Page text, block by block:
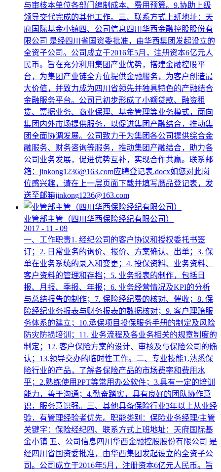
与审核本单位各部门编制成本、费用预算。9.协助上级
领导交代完成的其他工作。三、联系方式上班地址：天
府国际基金小镇四、公司信息四川华西金融控股股份有
限公司 是经四川省国资委批准，由华西集团发起设立的
全资子公司。公司成立于2016年5月，注册资本6亿元人
民币。旨在充分利用集团产业优势，搭建金融控股平
台，为集团产业链全方位提供金融服务，为客户创造最
大价值，并致力成为四川省领先并独具特色的产融结合
金融服务平台。公司已初步形成了小额贷款、融资租
赁、票据业务、商业保理、基金管理等业务模式，面向
集团内外市场提供服务，以促进集团产融结合，推动集
团全面协调发展。公司致力于为集团各公司提供综合金
融服务、财务咨询等服务，推动集团产融结合，助力各
公司业务发展，促进优势互补，实现合作共赢。联系邮
箱：jinkong1236@163.com应聘登记表.docx如您对此岗
位感兴趣，请在上一层页面下载并填写赝品登记表，发
送至邮箱jinkong1236@163.com
业管部主管（四川华西保险经纪有限公司）
2017 - 11 - 09
一、工作职责1. 经纪公司的客户协议和授权委托书签
订；2. 日常业务的询价、报价、方案确认、出单；3. 保
单在业务系统的录入和变更；4. 投保资料、业务资料、
客户资料的管理和存档；5. 业务报表的制作，包括日
报、月报、季报、年报；6. 业务经营情况及KPI的分析
与总结报告的制作；7. 保险经纪费的核对、催收；8. 保
险经纪业务报表与财务报表的数据核对；9. 客户理赔服
务体系的建立；10.承保项目投保服务手册的制定及风险
防灾防损培训；11. 业务流程及各业务相关的规章制度的
制定；12. 客户保险方案的设计、审核及与保险公司的确
认；13.领导交办的临时性工作。二、专业技能1.熟悉保
险行业的产品，了解各保险产品的市场费率和费用水
平；2.熟练使用PPT等常用办公软件；3.具有一定的培训
能力，善于沟通；4.勤奋踏实，具有良好的团队协作意
识，服务意识强。三、其他具备保险行业3年以上从业经
验，有管理经验者优先。职能类别：保险业务经理/主管
关键字：保险经纪四、联系方式上班地址：天府国际基
金小镇 五、公司信息四川华西金融控股股份有限公司 是
经四川省国资委批准，由华西集团发起设立的全资子公
司。公司成立于2016年5月，注册资本6亿元人民币。旨